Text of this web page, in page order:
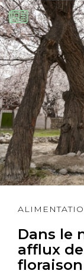
Dans le
afflux
Lire